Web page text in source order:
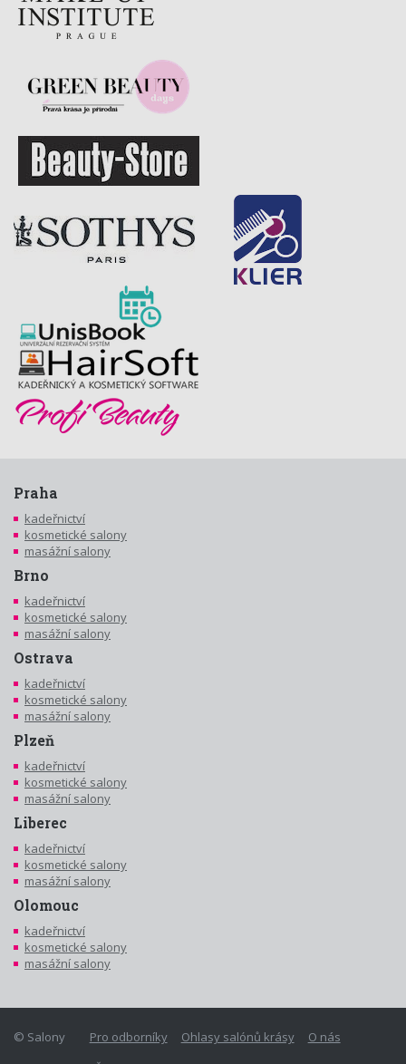
Praha
kadeřnictví
kosmetické salony
masážní salony
Brno
kadeřnictví
kosmetické salony
masážní salony
Ostrava
kadeřnictví
kosmetické salony
masážní salony
Plzeň
kadeřnictví
kosmetické salony
masážní salony
Liberec
kadeřnictví
kosmetické salony
masážní salony
Olomouc
kadeřnictví
kosmetické salony
masážní salony
Pro odborníky Ohlasy salónů krásy
O nás
© Salony